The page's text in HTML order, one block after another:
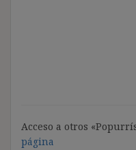
Acceso a otros
página